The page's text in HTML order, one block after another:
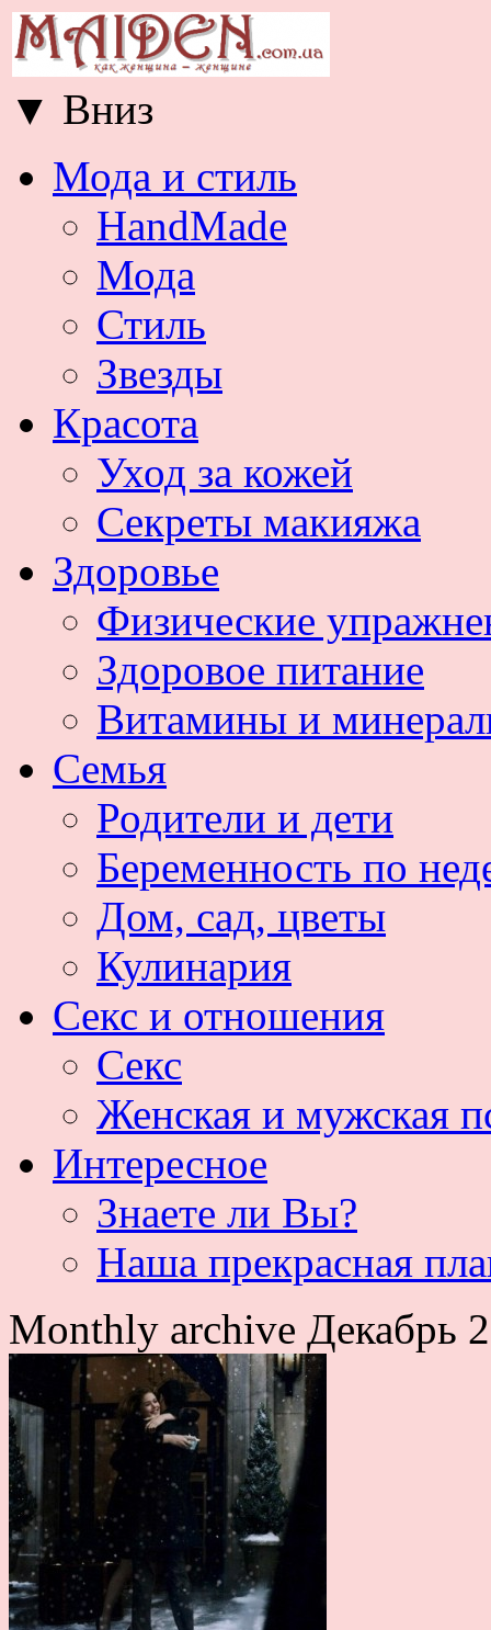
▼ Вниз
Мода и стиль
HandMade
Мода
Стиль
Звезды
Красота
Уход за кожей
Секреты макияжа
Здоровье
Физические
Здоровое питание
Витамины и
Семья
Родители и дети
Беременность по
Дом, сад, цветы
Кулинария
Секс и отношения
Секс
Женская и мужская
Интересное
Знаете ли Вы?
Наша прекрасная
Monthly archive Декабрь